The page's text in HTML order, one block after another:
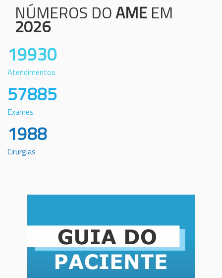
NÚMEROS DOAME EM
2026
19930
Atendimentos
57885
Exames
1988
Cirurgias